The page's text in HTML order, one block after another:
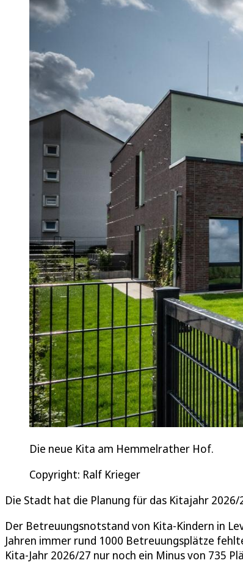
Die neue Kita am Hemmelrather Hof.
Copyright: Ralf Krieger
Die Stadt hat die Planung für das Kitajahr
Der Betreuungsnotstand von Kita-Kindern in
Jahren immer rund 1000 Betreuungsplätze
Kita-Jahr 2026/27 nur noch ein Minus von 735